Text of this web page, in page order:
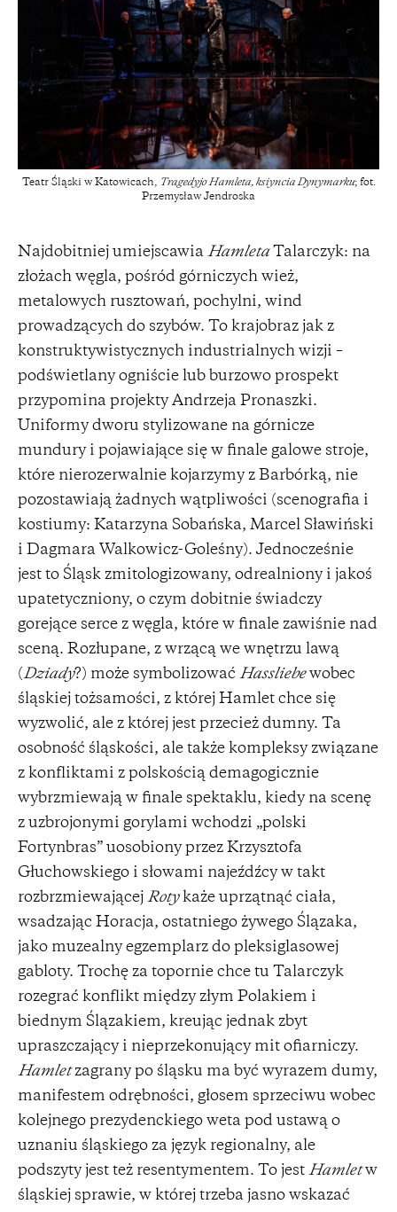
Teatr Śląski w Katowicach, Tragedyjo Hamleta, ksiyncia Dynymarku; fot.
Przemysław Jendroska
Najdobitniej umiejscawia HamletaTalarczyk: na
złożach węgla, pośród górniczych wież,
metalowych rusztowań, pochylni, wind
prowadzących do szybów. To krajobraz jak z
konstruktywistycznych industrialnych wizji –
podświetlany ogniście lub burzowo prospekt
przypomina projekty Andrzeja Pronaszki.
Uniformy dworu stylizowane na górnicze
mundury i pojawiające się w finale galowe stroje,
które nierozerwalnie kojarzymy z Barbórką, nie
pozostawiają żadnych wątpliwości (scenografia i
kostiumy: Katarzyna Sobańska, Marcel Sławiński
i Dagmara Walkowicz-Goleśny). Jednocześnie
jest to Śląsk zmitologizowany, odrealniony i jakoś
upatetyczniony, o czym dobitnie świadczy
gorejące serce z węgla, które w finale zawiśnie nad
sceną. Rozłupane, z wrzącą we wnętrzu lawą
(Dziady?) może symbolizować Hassliebewobec
śląskiej tożsamości, z której Hamlet chce się
wyzwolić, ale z której jest przecież dumny. Ta
osobność śląskości, ale także kompleksy związane
z konfliktami z polskością demagogicznie
wybrzmiewają w finale spektaklu, kiedy na scenę
z uzbrojonymi gorylami wchodzi „polski
Fortynbras” uosobiony przez Krzysztofa
Głuchowskiego i słowami najeźdźcy w takt
rozbrzmiewającej Rotykaże uprzątnąć ciała,
wsadzając Horacja, ostatniego żywego Ślązaka,
jako muzealny egzemplarz do pleksiglasowej
gabloty. Trochę za topornie chce tu Talarczyk
rozegrać konflikt między złym Polakiem i
biednym Ślązakiem, kreując jednak zbyt
upraszczający i nieprzekonujący mit ofiarniczy.
Hamletzagrany po śląsku ma być wyrazem dumy,
manifestem odrębności, głosem sprzeciwu wobec
kolejnego prezydenckiego weta pod ustawą o
uznaniu śląskiego za język regionalny, ale
podszyty jest też resentymentem. To jest Hamletw
śląskiej sprawie, w której trzeba jasno wskazać